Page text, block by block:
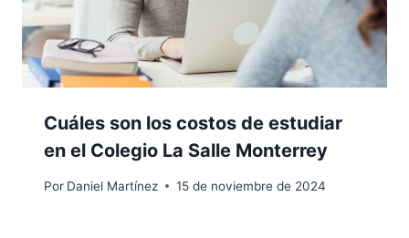
Cuáles son los costos de estudiar
en el Colegio La Salle Monterrey
Por Daniel Martínez 15 de noviembre de 2024